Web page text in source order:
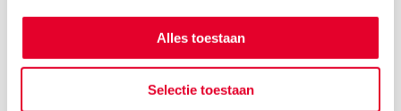
Alles toestaan
Selectie toestaan
Terug naar het nieuwsoverzicht